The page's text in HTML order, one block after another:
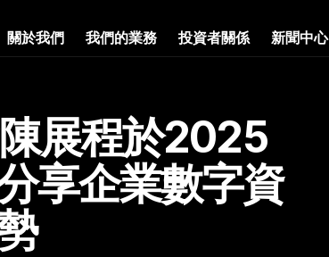
展程於2025
享企業數字資
關於我們 我們的業務 投資者關係 新聞中心